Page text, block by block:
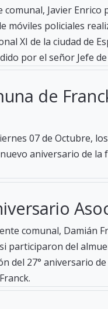
comunal, Javier Enrico
móviles policiales
XI de la ciudad de
por el señor Jefe de
de
07 de Octubre,
aniversario de la
comunal, Damián
participaron del
del 27° aniversario